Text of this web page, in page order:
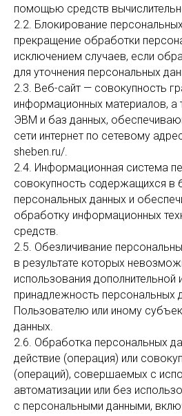
помощью средств
2.2. Блокирование
прекращение обработки
исключением случаев, если
для уточнения персональных
2.3. Веб-сайт — совокупность
информационных материалов, а
ЭВМ и баз данных,
сети интернет по сетевому
sheben.ru/.
2.4. Информационная система
совокупность содержащихся в
персональных данных и
обработку информационных
средств.
2.5. Обезличивание
в результате которых
использования
принадлежность персональных
Пользователю или иному
данных.
2.6. Обработка персональных
действие (операция) или
(операций), совершаемых с
автоматизации или без
с персональными данными,